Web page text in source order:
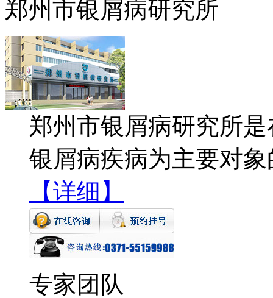
郑州市银屑病研究所
郑州市银屑病研究所
银屑病疾病为主要对
【详细】
专家团队